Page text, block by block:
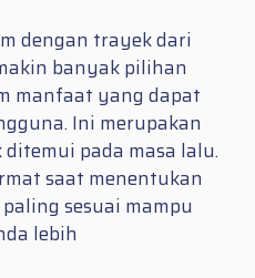
dengan trayek dari
banyak pilihan
manfaat yang dapat
Ini merupakan
pada masa lalu.
saat menentukan
sesuai mampu
lebih